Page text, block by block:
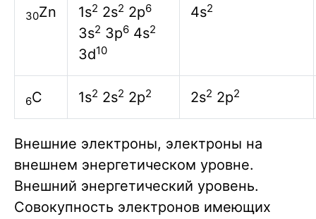
30Zn 1s2 2s2 2p6
3s2 3p6 4s2
3d10
4s2
6C 1s2 2s2 2p2 2s2 2p2
Внешние электроны, электроны на
внешнем энергетическом уровне.
Внешний энергетический уровень.
Совокупность электронов имеющих